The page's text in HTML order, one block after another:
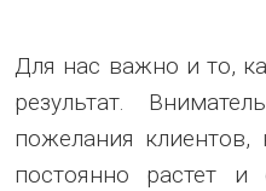
Для нас важно и то,
результат.
пожелания клиентов,
постоянно растет и